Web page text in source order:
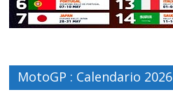
MotoGP : Calendario 2026